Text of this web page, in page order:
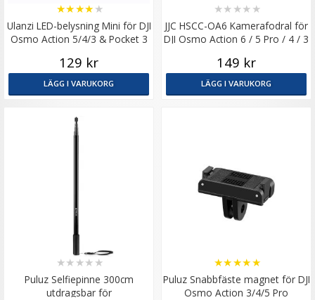
Ulanzi LED-belysning Mini för DJI
Osmo Action 5/4/3 & Pocket 3
★★★★ ★
129 kr
LÄGG I VARUKORG
JJC HSCC-OA6 Kamerafodral för
DJI Osmo Action 6 / 5 Pro / 4 / 3
★★ ★★ ★
149 kr
LÄGG I VARUKORG
Puluz Selfiepinne 300cm
utdragsbar för
★★ ★★ ★
Puluz Snabbfäste magnet för DJI
Osmo Action 3/4/5 Pro
★★★★★